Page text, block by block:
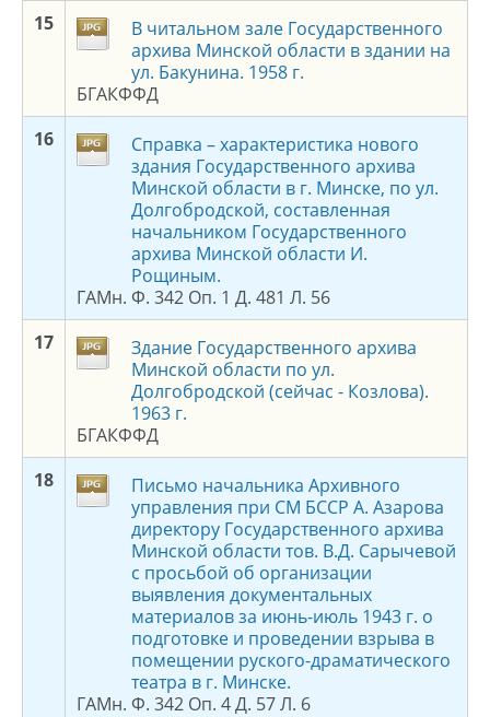
15
В читальном зале Государственного
архива Минской области в здании на
ул. Бакунина. 1958 г.
БГАКФФД
16
Справка – характеристика нового
здания Государственного архива
Минской области в г. Минске, по ул.
Долгобродской, составленная
начальником Государственного
архива Минской области И.
Рощиным.
ГАМн. Ф. 342 Оп. 1 Д. 481 Л. 56
17
Здание Государственного архива
Минской области по ул.
Долгобродской (сейчас - Козлова).
1963 г.
БГАКФФД
18
Письмо начальника Архивного
управления при СМ БССР А. Азарова
директору Государственного архива
Минской области тов. В.Д. Сарычевой
с просьбой об организации
выявления документальных
материалов за июнь-июль 1943 г. о
подготовке и проведении взрыва в
помещении руского-драматического
театра в г. Минске.
ГАМн. Ф. 342 Оп. 4 Д. 57 Л. 6